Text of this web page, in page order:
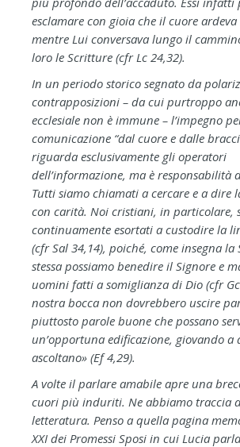
esclamare con gioia che il cuore
mentre Lui conversava lungo il
loro le Scritture (cfr Lc 24,32).
In un periodo storico segnato da
contrapposizioni – da cui purtroppo
ecclesiale non è immune – l’impegno
comunicazione “dal cuore e dalle
riguarda esclusivamente gli operatori
dell’informazione, ma è responsabilità
Tutti siamo chiamati a cercare e a dire
con carità. Noi cristiani, in particolare,
continuamente esortati a custodire la
(cfr Sal 34,14), poiché, come insegna
stessa possiamo benedire il Signore e
uomini fatti a somiglianza di Dio (cfr
nostra bocca non dovrebbero uscire
piuttosto parole buone che possano
un’opportuna edificazione, giovando a
ascoltano» (Ef 4,29).
A volte il parlare amabile apre una
cuori più induriti. Ne abbiamo traccia
letteratura. Penso a quella pagina
XXI dei Promessi Sposi in cui Lucia